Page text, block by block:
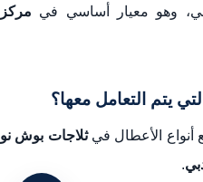
وهو معيار أساسي في مركز
يتم التعامل معها؟
أنواع الأعطال فيثلاجات بوش نو
.